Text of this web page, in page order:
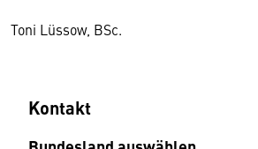
Toni Lüssow, BSc.
Kontakt